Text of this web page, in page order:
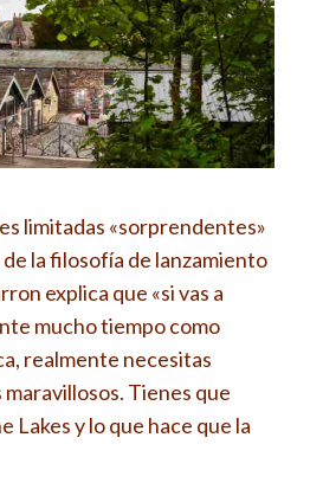
limitadas «sorprendentes»
la filosofía de lanzamiento
explica que «si vas a
mucho tiempo como
realmente necesitas
Tienes que
Lakes y lo que hace que la